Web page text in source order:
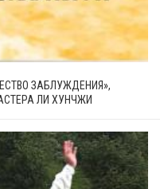
ЗАБЛУЖДЕНИЯ»,
ЛИ ХУНЧЖИ